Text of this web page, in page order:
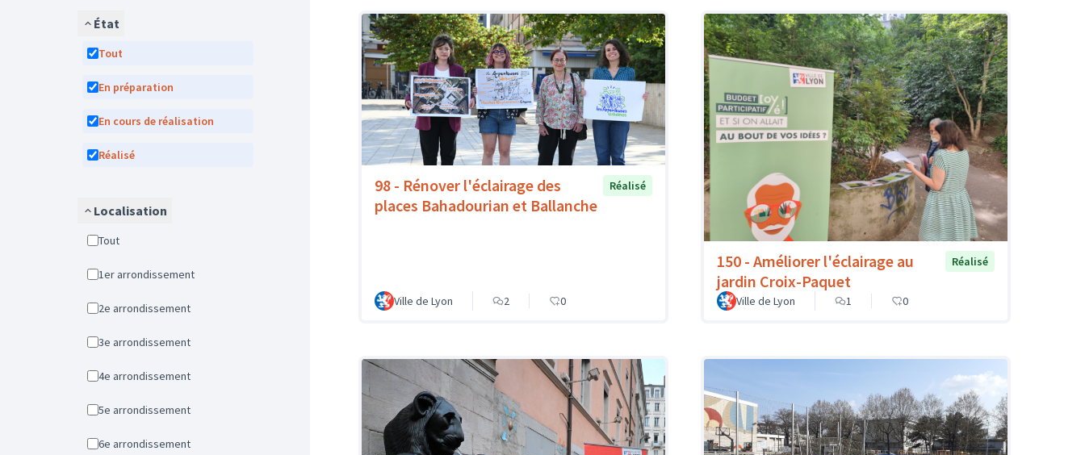
État
Tout
En préparation
En cours de réalisation
Réalisé
Localisation
Tout
1er arrondissement
2e arrondissement
3e arrondissement
4e arrondissement
5e arrondissement
6e arrondissement
98 - Rénover l'éclairage des
places Bahadourian et Ballanche
Réalisé
Ville de Lyon 2 0
150 - Améliorer l'éclairage au
jardin Croix-Paquet
Réalisé
Ville de Lyon 1 0